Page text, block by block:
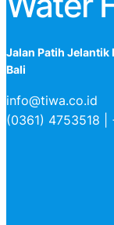
Jalan Patih Jelantik
Bali
info@tiwa.co.id
(0361) 4753518 |